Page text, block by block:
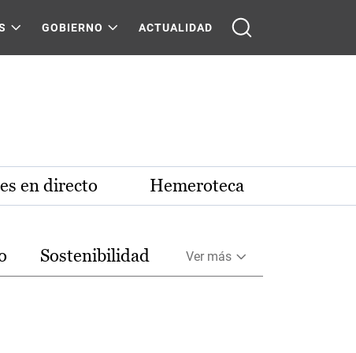
GOBIERNO ACTUALIDAD
en directo Hemeroteca
Sostenibilidad Ver más